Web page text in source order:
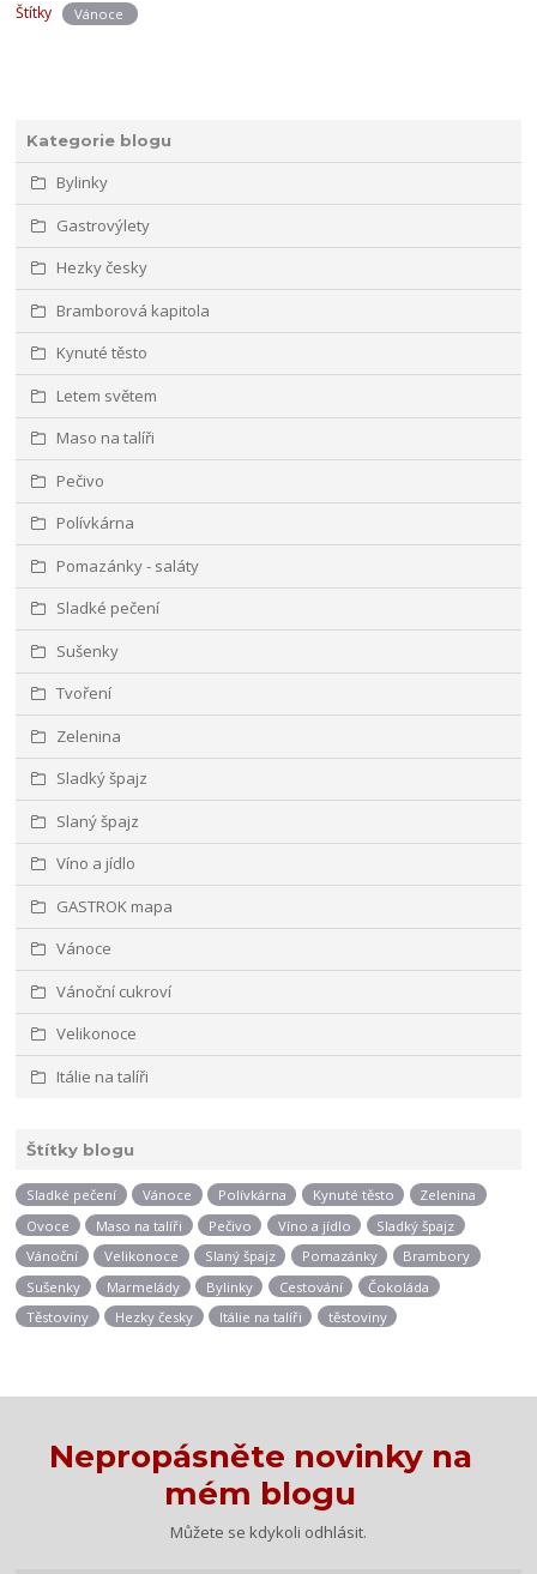
Kategorie blogu
Bylinky
Gastrovýlety
Hezky česky
Bramborová kapitola
Kynuté těsto
Letem světem
Maso na talíři
Pečivo
Polívkárna
Pomazánky - saláty
Sladké pečení
Sušenky
Tvoření
Zelenina
Sladký špajz
Slaný špajz
Víno a jídlo
GASTROK mapa
Vánoce
Vánoční cukroví
Velikonoce
Itálie na talíři
Štítky blogu
Sladké pečení Vánoce Polívkárna Kynuté těsto
Zelenina
Ovoce
Maso na talíři Pečivo Víno a jídlo
Sladký špajz
Vánoční
Velikonoce Slaný špajz Pomazánky
Brambory
Sušenky
Marmelády Bylinky Cestování
Čokoláda
Těstoviny
Hezky česky Itálie na talíři těstoviny
Štítky Vánoce
Nepropásněte novinky na
mém blogu
Můžete se kdykoli odhlásit.